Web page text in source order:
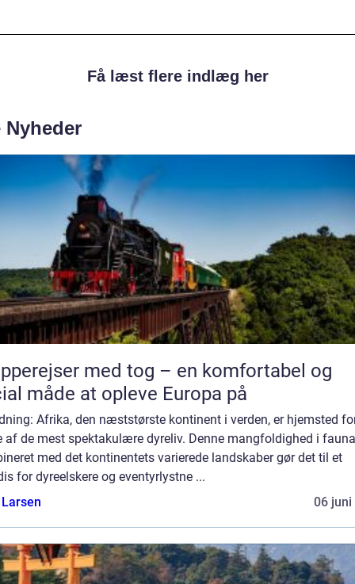
Få læst flere indlæg her
Nyheder
med tog – en komfortabel og
måde at opleve Europa på
Afrika, den næststørste kontinent i verden, er hjemsted
af de mest spektakulære dyreliv. Denne mangfoldighed i
med det kontinentets varierede landskaber gør det til et
for dyreelskere og eventyrlystne ...
06 juni